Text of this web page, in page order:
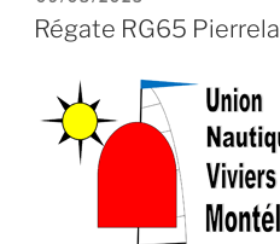
LE
Régate RG65